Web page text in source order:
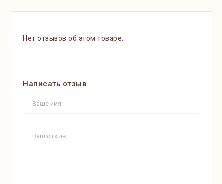
Нет отзывов об этом товаре.
Написать отзыв